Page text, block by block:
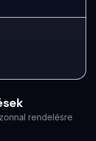
rendelésre